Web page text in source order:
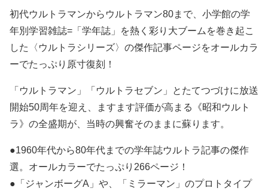
初代ウルトラマンからウルトラマン80まで、小学館の学
年別学習雑誌=「学年誌」を熱く彩り大ブームを巻き起こ
した〈ウルトラシリーズ〉の傑作記事ページをオールカラ
ーでたっぷり原寸復刻！
「ウルトラマン」「ウルトラセブン」とたてつづけに放送
開始50周年を迎え、ますます評価が高まる《昭和ウルト
ラ》の全盛期が、当時の興奮そのままに蘇ります。
●1960年代から80年代までの学年誌ウルトラ記事の傑作
選。オールカラーでたっぷり266ページ！
●「ジャンボーグA」や、「ミラーマン」のプロトタイプ